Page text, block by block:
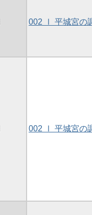
002 Ⅰ 平城宮の
002 Ⅰ 平城宮の